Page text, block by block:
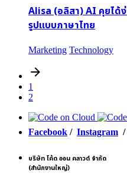
Alisa (อลิสา) AI คุยได้
รูปแบบภาษาไทย
Marketing Technology
1
2
Facebook / Instagram /
บริษัท โค้ด ออน คลาวด์ จำกัด
(สำนักงานใหญ่)